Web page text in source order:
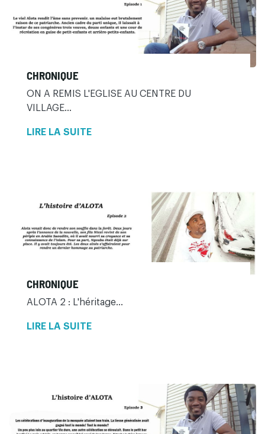
CHRONIQUE
ON A REMIS L'EGLISE AU CENTRE DU
VILLAGE...
LIRE LA SUITE
CHRONIQUE
ALOTA 2 : L'héritage...
LIRE LA SUITE